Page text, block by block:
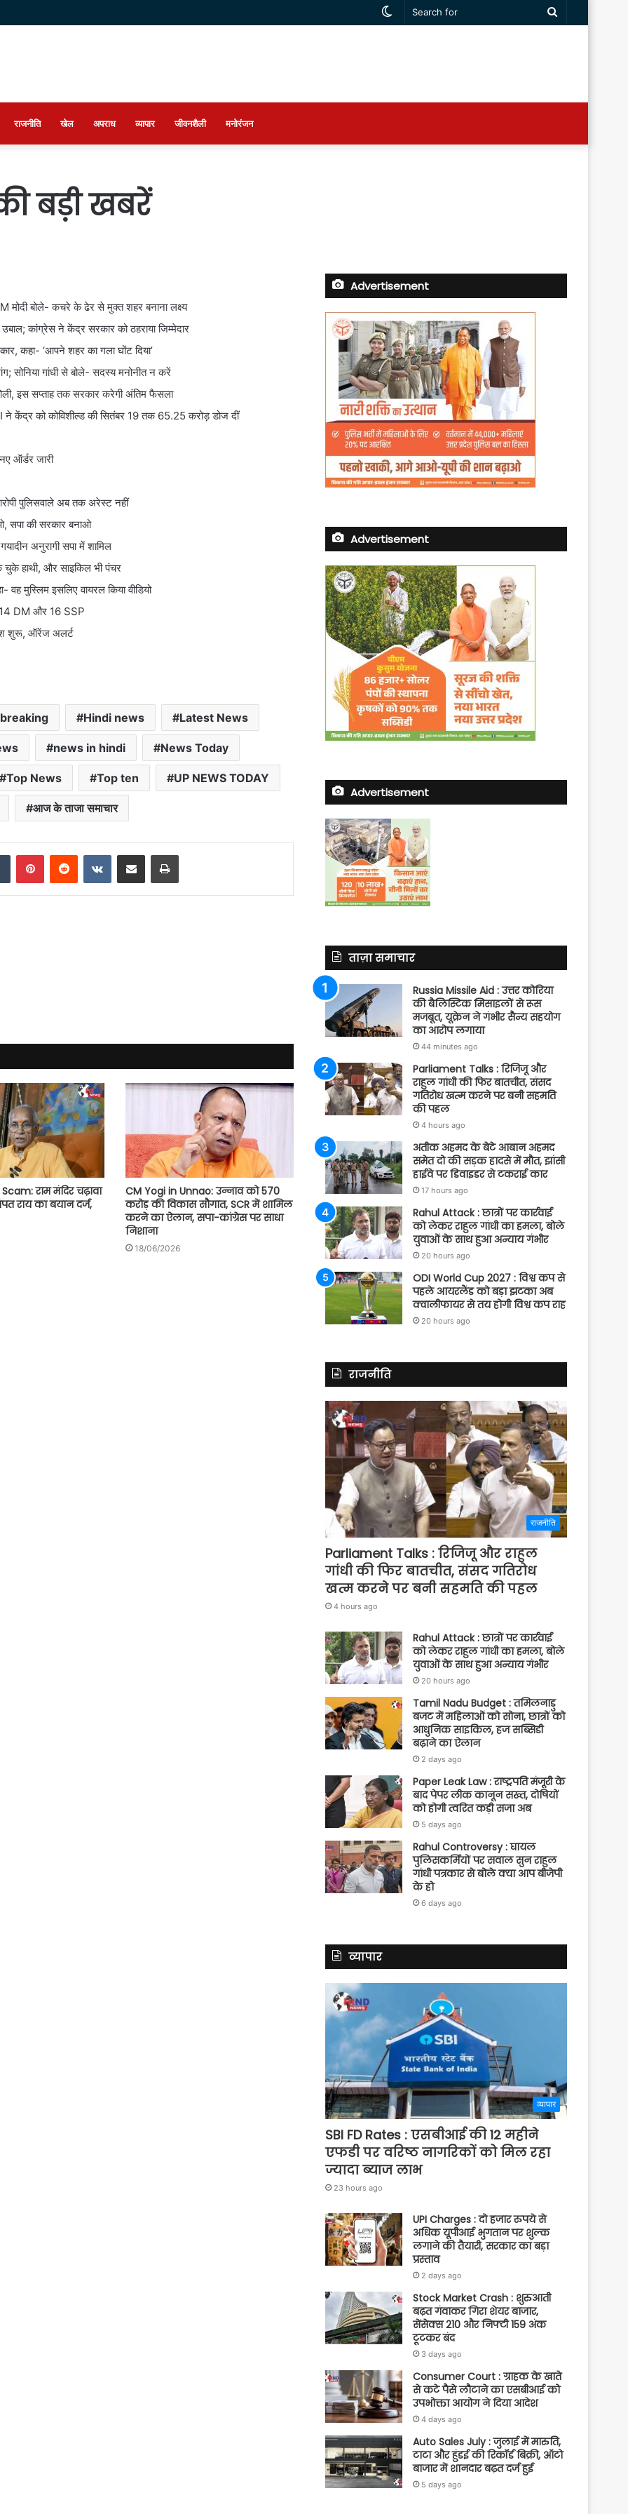
Search
Switch
राजनीति खेल अपराध व्यापार जीवनशैली मनोरंजन
बड़ी खबरें
मोदी बोले- कचरे के ढेर से मुक्त शहर बनाना लक्ष्य
कांग्रेस ने केंद्र सरकार को ठहराया जिम्मेदार
कहा- ‘आपने शहर का गला घोंट दिया’
सोनिया गांधी से बोले- सदस्य मनोनीत न करें
इस सप्ताह तक सरकार करेगी अंतिम फैसला
ने केंद्र को कोविशील्ड की सितंबर 19 तक 65.25 करोड़ डोज दीं
ऑर्डर जारी
पुलिसवाले अब तक अरेस्ट नहीं
सपा की सरकार बनाओ
अनुरागी सपा में शामिल
चुके हाथी, और साइकिल भी पंचर
वह मुस्लिम इसलिए वायरल किया वीडियो
14 DM और 16 SSP
शुरू, ऑरेंज अलर्ट
breaking Hindi news Latest News
news in hindi News Today
Top News Top ten UP NEWS TODAY
आज के ताजा समाचार
Tumblr PinterestReddit VKontakteShare via Email Print
राम मंदिर चढ़ावा
राय का बयान दर्ज,
CM Yogi in Unnao: उन्नाव को 570
करोड़ की विकास सौगात, SCR में शामिल
करने का ऐलान, सपा-कांग्रेस पर साधा
निशाना
18/06/2026
Advertisement
Advertisement
Advertisement
ताज़ा समाचार
Russia Missile Aid : उत्तर कोरिया
की बैलिस्टिक मिसाइलों से रूस
मजबूत, यूक्रेन ने गंभीर सैन्य सहयोग
का आरोप लगाया
44 minutes ago
Parliament Talks : रिजिजू और
राहुल गांधी की फिर बातचीत, संसद
गतिरोध खत्म करने पर बनी सहमति
की पहल
4 hours ago
अतीक अहमद के बेटे आबान अहमद
समेत दो की सड़क हादसे में मौत, झांसी
हाईवे पर डिवाइडर से टकराई कार
17 hours ago
Rahul Attack : छात्रों पर कार्रवाई
को लेकर राहुल गांधी का हमला, बोले
युवाओं के साथ हुआ अन्याय गंभीर
20 hours ago
ODI World Cup 2027 : विश्व कप से
पहले आयरलैंड को बड़ा झटका अब
क्वालीफायर से तय होगी विश्व कप राह
20 hours ago
राजनीति
राजनीति
Parliament Talks : रिजिजू और राहुल
गांधी की फिर बातचीत, संसद गतिरोध
खत्म करने पर बनी सहमति की पहल
4 hours ago
Rahul Attack : छात्रों पर कार्रवाई
को लेकर राहुल गांधी का हमला, बोले
युवाओं के साथ हुआ अन्याय गंभीर
20 hours ago
Tamil Nadu Budget : तमिलनाडु
बजट में महिलाओं को सोना, छात्रों को
आधुनिक साइकिल, हज सब्सिडी
बढ़ाने का ऐलान
2 days ago
Paper Leak Law : राष्ट्रपति मंजूरी के
बाद पेपर लीक कानून सख्त, दोषियों
को होगी त्वरित कड़ी सजा अब
5 days ago
Rahul Controversy : घायल
पुलिसकर्मियों पर सवाल सुन राहुल
गांधी पत्रकार से बोले क्या आप बीजेपी
के हो
6 days ago
व्यापार
व्यापार
SBI FD Rates : एसबीआई की 12 महीने
एफडी पर वरिष्ठ नागरिकों को मिल रहा
ज्यादा ब्याज लाभ
23 hours ago
UPI Charges : दो हजार रुपये से
अधिक यूपीआई भुगतान पर शुल्क
लगाने की तैयारी, सरकार का बड़ा
प्रस्ताव
2 days ago
Stock Market Crash : शुरुआती
बढ़त गंवाकर गिरा शेयर बाजार,
सेंसेक्स 210 और निफ्टी 159 अंक
टूटकर बंद
3 days ago
Consumer Court : ग्राहक के खाते
से कटे पैसे लौटाने का एसबीआई को
उपभोक्ता आयोग ने दिया आदेश
4 days ago
Auto Sales July : जुलाई में मारुति,
टाटा और हुंडई की रिकॉर्ड बिक्री, ऑटो
बाजार में शानदार बढ़त दर्ज हुई
5 days ago